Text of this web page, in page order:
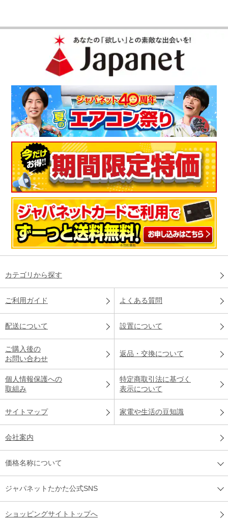
カテゴリから探す
ご利用ガイド よくある質問
配送について 設置について
ご購入後の
お問い合わせ
返品・交換について
個人情報保護への
取組み
特定商取引法に基づく
表示について
サイトマップ 家電や生活の豆知識
会社案内
価格名称について
ジャパネットたかた公式SNS
ショッピングサイトトップへ